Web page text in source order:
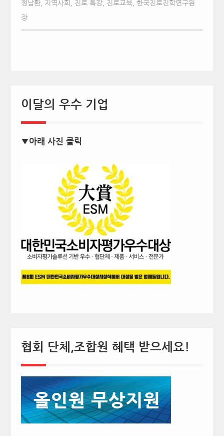
정남환, 지역사회 진로 특강, 진로교육, 한국진로진학연구원
장
이달의 우수 기업
▼아래 사진 클릭
협회 단체,조합원 혜택 받으세요!